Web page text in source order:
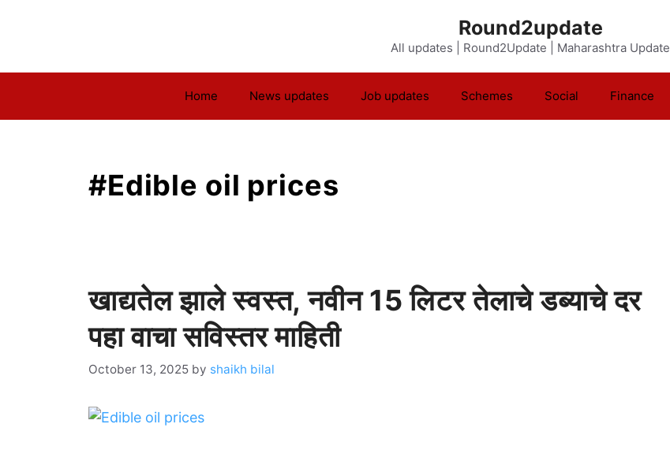
Round2update
All updates | Round2Update | Maharashtra Update
Home News updates Job updates Schemes Social Finance
#Edible oil prices
खाद्यतेल झाले स्वस्त, नवीन 15 लिटर तेलाचे डब्याचे दर
पहा वाचा सविस्तर माहिती
October 13, 2025 by shaikh bilal